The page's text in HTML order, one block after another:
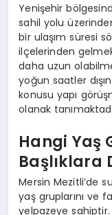
Yenişehir
sahil yolu
bir ulaşım süresi
ilçelerinden
daha uzun
yoğun saatler
konusu yapı
olanak
Hangi Yaş
Başlıklara
Mersin Mezitli’de
yaş gruplarını ve
yelpazeye